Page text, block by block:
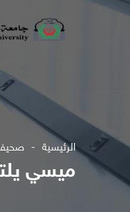
الرئيسية
ميسي